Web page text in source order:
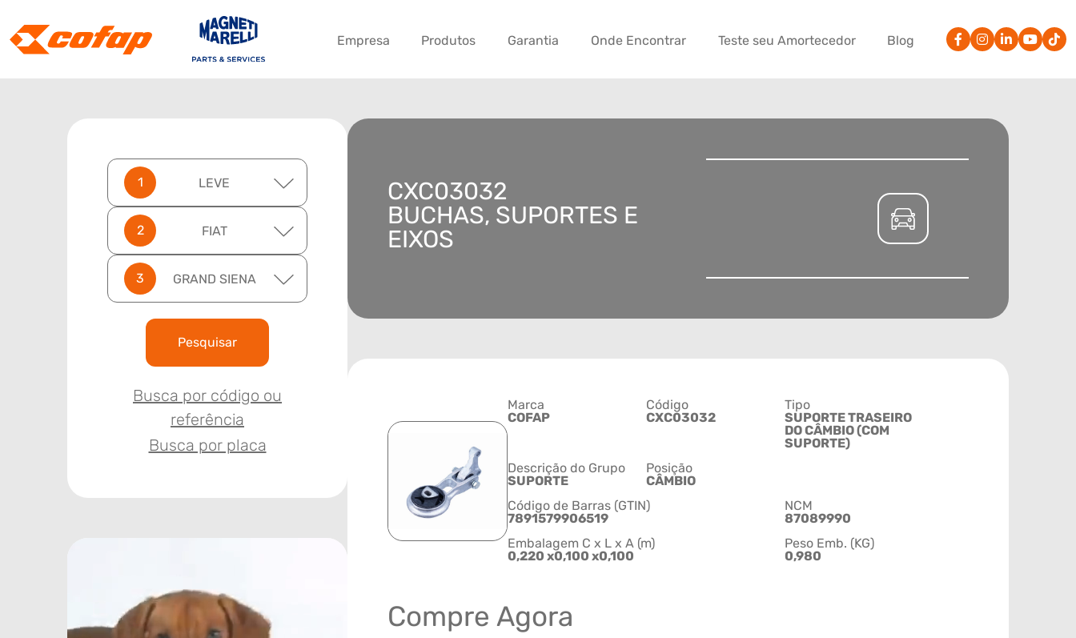
Empresa Produtos Garantia Onde Encontrar Teste seu Amortecedor Blog
LEVE
FIAT
GRAND SIENA
Pesquisar
Busca por código ou
referência
Busca por placa
CXC03032
BUCHAS, SUPORTES E
EIXOS
Marca
COFAP
Código
CXC03032
Tipo
SUPORTE TRASEIRO
DO CÂMBIO (COM
SUPORTE)
Descrição do Grupo
SUPORTE
Posição
CÂMBIO
Código de Barras (GTIN)
7891579906519
NCM
87089990
Embalagem C x L x A (m)
0,220 x0,100 x0,100
Peso Emb. (KG)
0,980
Compre Agora